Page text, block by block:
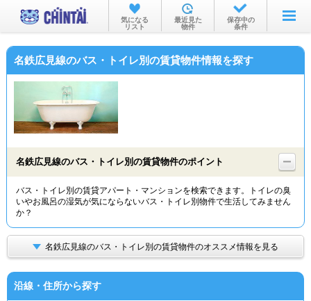
お部屋を探す
沿線・駅から
物件特集から
TOP
気になる
リスト
最近見た
物件
保存中の
条件
名鉄広見線のバス・トイレ別の賃貸物件情報を探す
名鉄広見線のバス・トイレ別の賃貸物件のポイント
バス・トイレ別の賃貸アパート・マンションを検索できます。トイレの臭
いやお風呂の湿気が気にならないバス・トイレ別物件で生活してみません
か？
名鉄広見線のバス・トイレ別の賃貸物件のオススメ情報を見る
沿線・住所から探す